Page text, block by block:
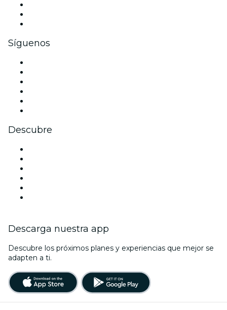
Síguenos
Descubre
Descarga nuestra app
Descubre los próximos planes y experiencias que mejor se
adapten a ti.